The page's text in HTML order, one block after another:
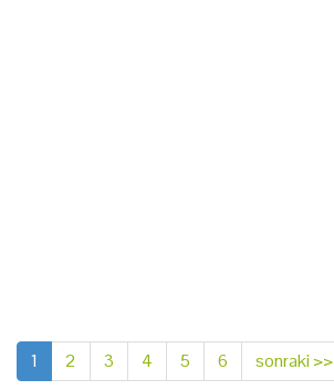
1 2 3 4 5 6 sonraki >>